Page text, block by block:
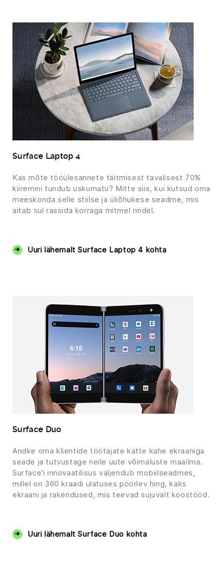
Surface Laptop 4
Kas mõte tööülesannete täitmisest tavalisest 70%
kiiremini tundub uskumatu? Mitte siis, kui kutsud oma
meeskonda selle stiilse ja üliõhukese seadme, mis
aitab sul rassida korraga mitmel rindel.
Uuri lähemalt Surface Laptop 4 kohta
Surface Duo
Andke oma klientide töötajate kätte kahe ekraaniga
seade ja tutvustage neile uute võimaluste maailma.
Surface'i innovaatilisus väljendub mobiilseadmes,
millel on 360 kraadi ulatuses pöörlev hing, kaks
ekraani ja rakendused, mis teevad sujuvalt koostööd.
Uuri lähemalt Surface Duo kohta